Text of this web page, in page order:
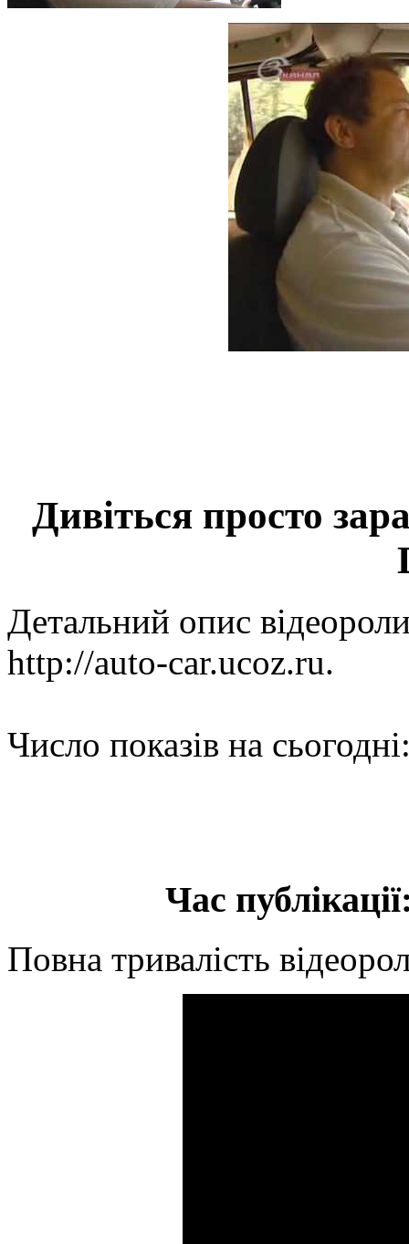
Дивіться просто
Детальний опис
http://auto-car.ucoz.ru.
Число показів на
Час
Повна тривалість